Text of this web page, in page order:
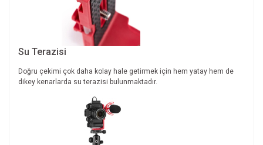
Su Terazisi
Doğru çekimi çok daha kolay hale getirmek için hem yatay hem de
dikey kenarlarda su terazisi bulunmaktadır.